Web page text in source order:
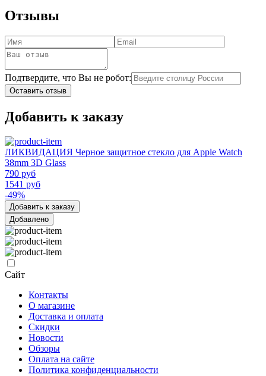
Отзывы
Подтвердите, что Вы не робот:
Оставить отзыв
Добавить к заказу
ЛИКВИДАЦИЯ Черное защитное стекло для Apple Watch
38mm 3D Glass
790 руб
1541 руб
-49%
Добавить к заказу
Добавлено
Сайт
Контакты
О магазине
Доставка и оплата
Скидки
Новости
Обзоры
Оплата на сайте
Политика конфиденциальности